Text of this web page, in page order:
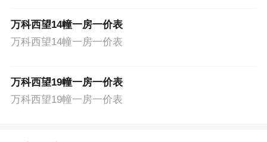
万科西望14幢一房一价表
万科西望14幢一房一价表
万科西望19幢一房一价表
万科西望19幢一房一价表